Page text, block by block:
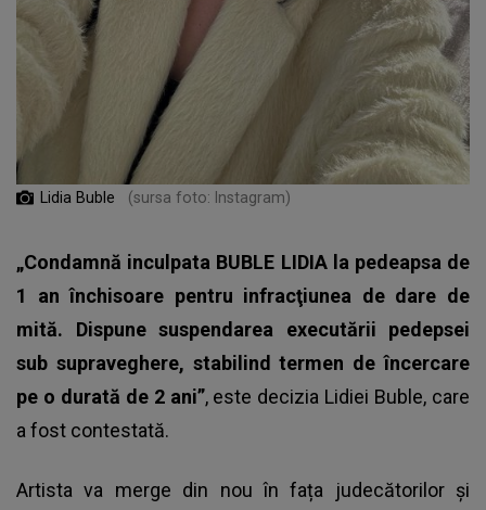
Lidia Buble (sursa foto: Instagram)
„Condamnă inculpata BUBLE LIDIA la pedeapsa de
1 an închisoare pentru infracţiunea de dare de
mită. Dispune suspendarea executării pedepsei
sub supraveghere, stabilind termen de încercare
pe o durată de 2 ani”, este decizia Lidiei Buble, care
a fost contestată.
Artista va merge din nou în fața judecătorilor și